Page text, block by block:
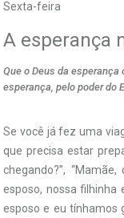
Sexta-feira
A esperança
Que o Deus da
esperança, pelo poder do
Se você já fez uma
que precisa estar
chegando?”,
esposo, nossa filhinha
esposo e eu tínhamos